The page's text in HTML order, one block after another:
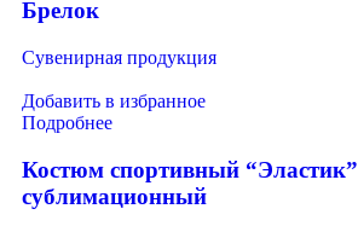
Брелок
Сувенирная продукция
Добавить в избранное
Подробнее
Костюм спортивный “Эластик”
сублимационный